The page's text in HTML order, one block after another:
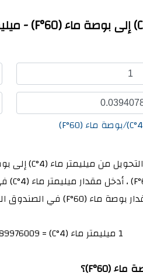
1 ميليمتر ماء (4°C) = 0.03940789976009 بوصة ماء (60°F)